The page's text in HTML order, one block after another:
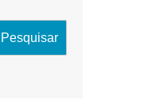
Pesquisar